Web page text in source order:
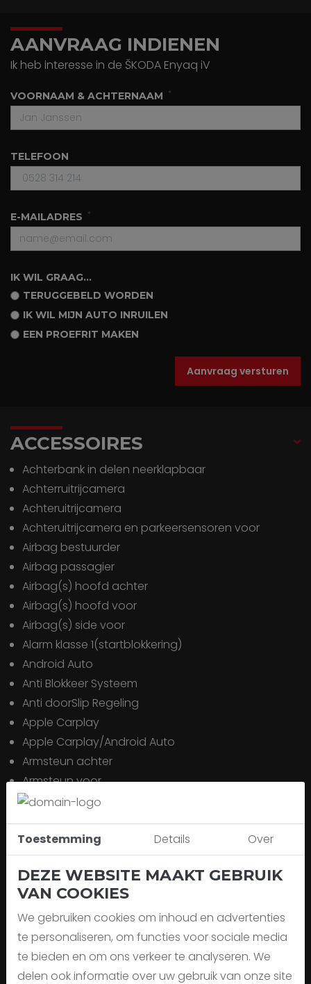
AANVRAAG INDIENEN
Ik heb interesse in de ŠKODA Enyaq iV
VOORNAAM & ACHTERNAAM
TELEFOON
E-MAILADRES
IK WIL GRAAG...
TERUGGEBELD WORDEN
IK WIL MIJN AUTO INRUILEN
EEN PROEFRIT MAKEN
Aanvraag versturen
ACCESSOIRES
Achterbank in delen neerklapbaar
Achterruitrijcamera
Achteruitrijcamera
Achteruitrijcamera en parkeersensoren voor
Airbag bestuurder
Airbag passagier
Airbag(s) hoofd achter
Airbag(s) hoofd voor
Airbag(s) side voor
Alarm klasse 1(startblokkering)
Android Auto
Anti Blokkeer Systeem
Anti doorSlip Regeling
Apple Carplay
Apple Carplay/Android Auto
Armsteun achter
Armsteun voor
Assistentie
Assistentie Pakket
Assistentie Pakket Plus
Autonomous Emergency Braking
Bandenspanningscontrolesysteem
Bestuurdersstoel in hoogte verstelbaar
Binnenspiegel automatisch dimmend
Bluetooth
Bots herkenning systeem
Buitenspiegels elektrisch inklapbaar
Toestemming Details Over
DEZE WEBSITE MAAKT GEBRUIK
VAN COOKIES
We gebruiken cookies om inhoud en advertenties
te personaliseren, om functies voor sociale media
te bieden en om ons verkeer te analyseren. We
delen ook informatie over uw gebruik van onze site